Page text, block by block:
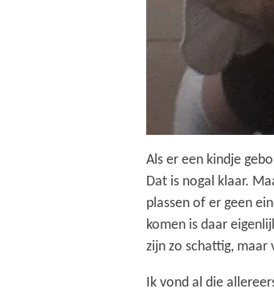
Als er een kindje
Dat is nogal klaar.
plassen of er geen
komen is daar
zijn zo schattig, maar
Ik vond al die